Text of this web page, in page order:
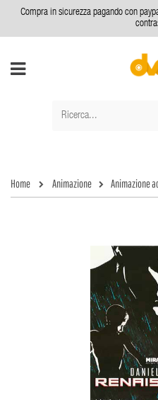
Compra in sicurezza pagando con
Home Animazione Animazione